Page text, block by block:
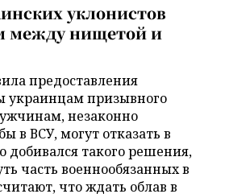
уклонистов
между нищетой и
предоставления
украинцам призывного
незаконно
в ВСУ, могут отказать в
добивался такого решения,
часть военнообязанных в
что ждать облав в